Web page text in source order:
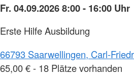
Fr. 04.09.2026 8:00 - 16:00 Uhr
Erste Hilfe Ausbildung
66793 Saarwellingen, Carl-
65,00 € - 18 Plätze vorhanden